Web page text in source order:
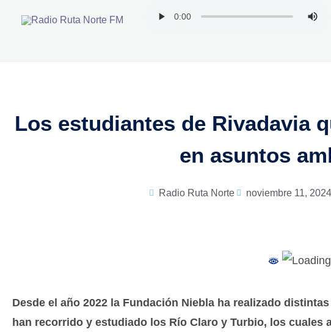
Los estudiantes de Rivadavia
en asuntos
Radio Ruta Norte noviembre 11, 2024
Desde el año 2022 la Fundación Niebla ha realizado
han recorrido y estudiado los Río Claro y Turbio, los cuales